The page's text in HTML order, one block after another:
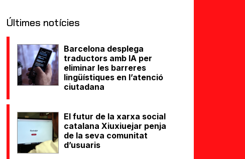
Últimes notícies
Barcelona desplega
traductors amb IA per
eliminar les barreres
lingüístiques en l’atenció
ciutadana
El futur de la xarxa social
catalana Xiuxiuejar penja
de la seva comunitat
d’usuaris